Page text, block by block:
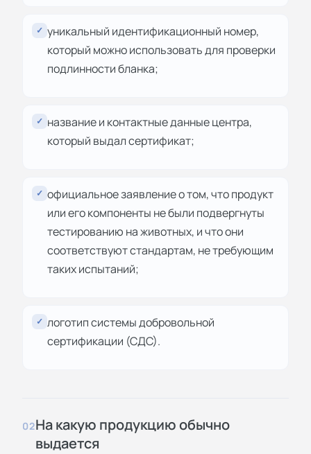
✓ уникальный идентификационный номер,
который можно использовать для проверки
подлинности бланка;
✓ название и контактные данные центра,
который выдал сертификат;
✓ официальное заявление о том, что продукт
или его компоненты не были подвергнуты
тестированию на животных, и что они
соответствуют стандартам, не требующим
таких испытаний;
✓ логотип системы добровольной
сертификации (СДС).
02На какую продукцию обычно
выдается